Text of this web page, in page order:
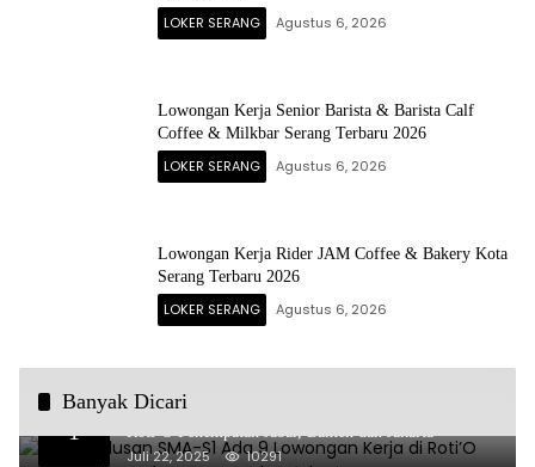
LOKER SERANG Agustus 6, 2026
Lowongan Kerja Senior Barista & Barista Calf
Coffee & Milkbar Serang Terbaru 2026
LOKER SERANG Agustus 6, 2026
Lowongan Kerja Rider JAM Coffee & Bakery Kota
Serang Terbaru 2026
LOKER SERANG Agustus 6, 2026
Banyak Dicari
1
Untuk Lulusan SMA-S1 Ada 9 Lowongan Kerja di
Roti’O Penempatan Jabar, Banten dan Jakarta
Juli 22, 2025 10291